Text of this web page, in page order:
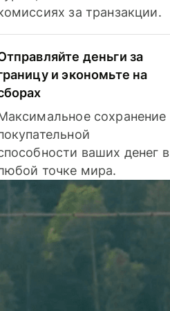
за транзакции.
деньги за
и экономьте на
сохранение
ваших денег в
точке мира.